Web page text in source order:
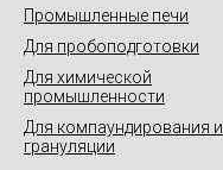
Промышленные печи
Для пробоподготовки
Для химической
промышленности
Для компаундирования и
грануляции